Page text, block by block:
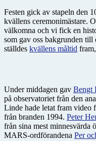
Festen gick av stapeln den
kvällens ceremonimästare.
välkomna och vi fick en
som gav oss bakgrunden
ställdes kvällens måltid
Under middagen gav Bengt
på observatoriet från den
Linde hade letat fram video
från branden 1994. Peter
från sina mest minnesvärda
MARS-ordförandena Per